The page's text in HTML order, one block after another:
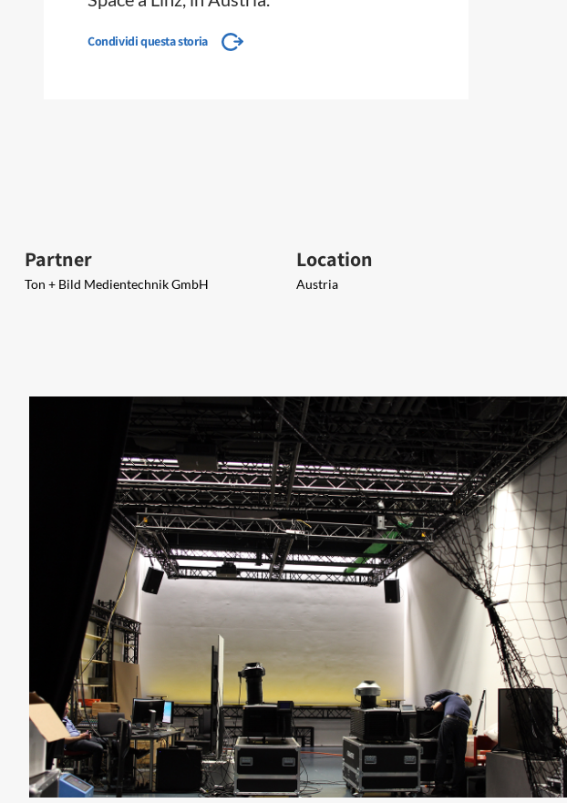
Condividi questa storia
Partner
Ton + Bild Medientechnik GmbH
Location
Austria